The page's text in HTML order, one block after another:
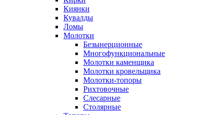
Киянки
Кувалды
Ломы
Молотки
Безынерционные
Многофункциональные
Молотки каменщика
Молотки кровельщика
Молотки-топоры
Рихтовочные
Слесарные
Столярные